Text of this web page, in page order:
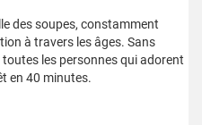
des soupes, constamment
à travers les âges. Sans
les personnes qui adorent
en 40 minutes.